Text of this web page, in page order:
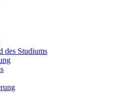
des Studiums